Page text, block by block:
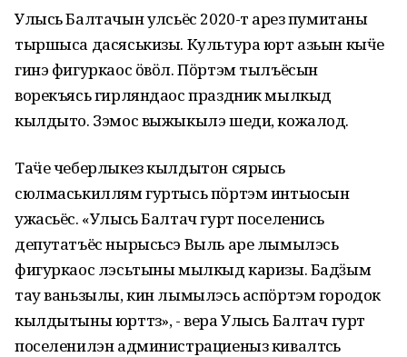
Улысь Балтачын улӥсьёс 2020-тӥ арез пумитаны
тыршыса дасяськизы. Культура юрт азьын кыӵе
гинэ фигуркаос ӧвӧл. Пӧртэм тылъёсын
ворекъясь гирляндаос праздник мылкыд
кылдыто. Зэмос выжыкылэ шеди, кожалод.
Таӵе чеберлыкез кылдытон сярысь
сюлмаськиллям гуртысь пӧртэм интыосын
ужасьёс. «Улысь Балтач гурт поселенись
депутатъёс нырысьсэ Выль аре лымылэсь
фигуркаос лэсьтыны мылкыд каризы. Бадӟым
тау ваньзылы, кин лымылэсь аспӧртэм городок
кылдытыны юрттӥз», - вера Улысь Балтач гурт
поселенилэн администрациеныз кивалтӥсь